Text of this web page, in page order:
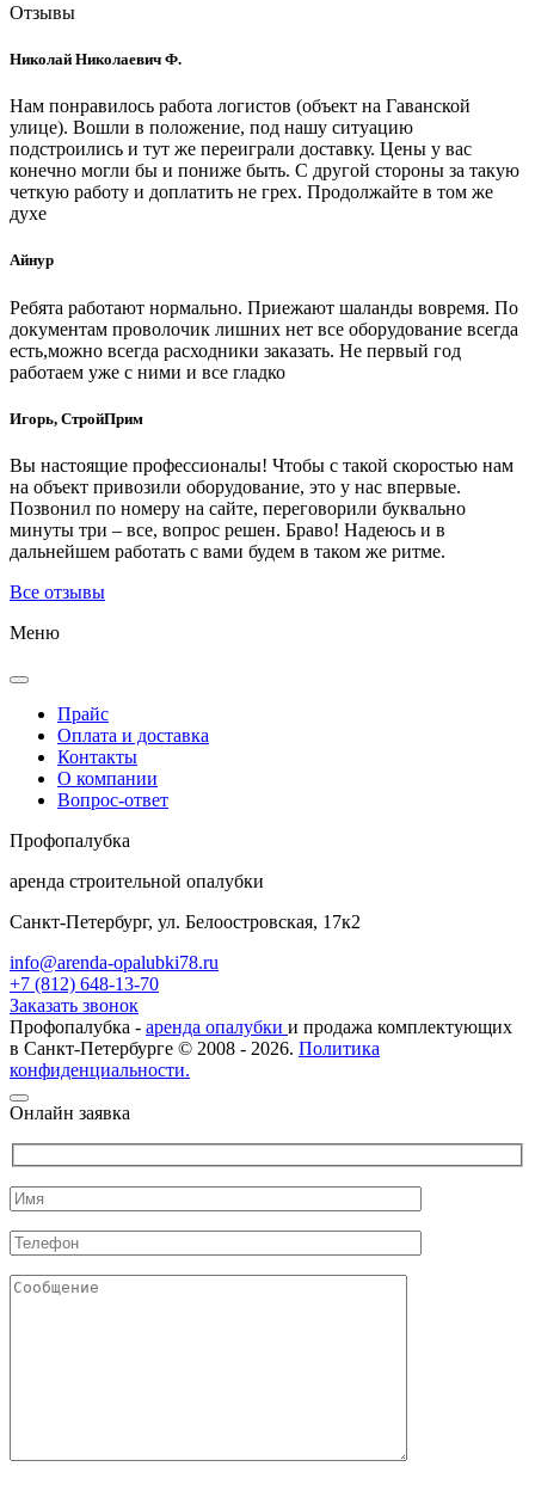
Отзывы
Николай Николаевич Ф.
Нам понравилось работа логистов (объект на Гаванской
улице). Вошли в положение, под нашу ситуацию
подстроились и тут же переиграли доставку. Цены у вас
конечно могли бы и пониже быть. С другой стороны за такую
четкую работу и доплатить не грех. Продолжайте в том же
духе
Айнур
Ребята работают нормально. Приежают шаланды вовремя. По
документам проволочик лишних нет все оборудование всегда
есть,можно всегда расходники заказать. Не первый год
работаем уже с ними и все гладко
Игорь, СтройПрим
Вы настоящие профессионалы! Чтобы с такой скоростью нам
на объект привозили оборудование, это у нас впервые.
Позвонил по номеру на сайте, переговорили буквально
минуты три – все, вопрос решен. Браво! Надеюсь и в
дальнейшем работать с вами будем в таком же ритме.
Все отзывы
Меню
Прайс
Оплата и доставка
Контакты
О компании
Вопрос-ответ
Профопалубка
аренда строительной опалубки
Санкт-Петербург, ул. Белоостровская, 17к2
info@arenda-opalubki78.ru
+7 (812) 648-13-70
Заказать звонок
Профопалубка - аренда опалубки и продажа комплектующих
в Санкт-Петербурге © 2008 - 2026. Политика
конфиденциальности.
Онлайн заявка